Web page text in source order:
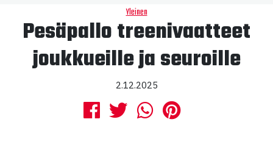
Yleinen
Pesäpallo treenivaatteet
joukkueille ja seuroille
2.12.2025